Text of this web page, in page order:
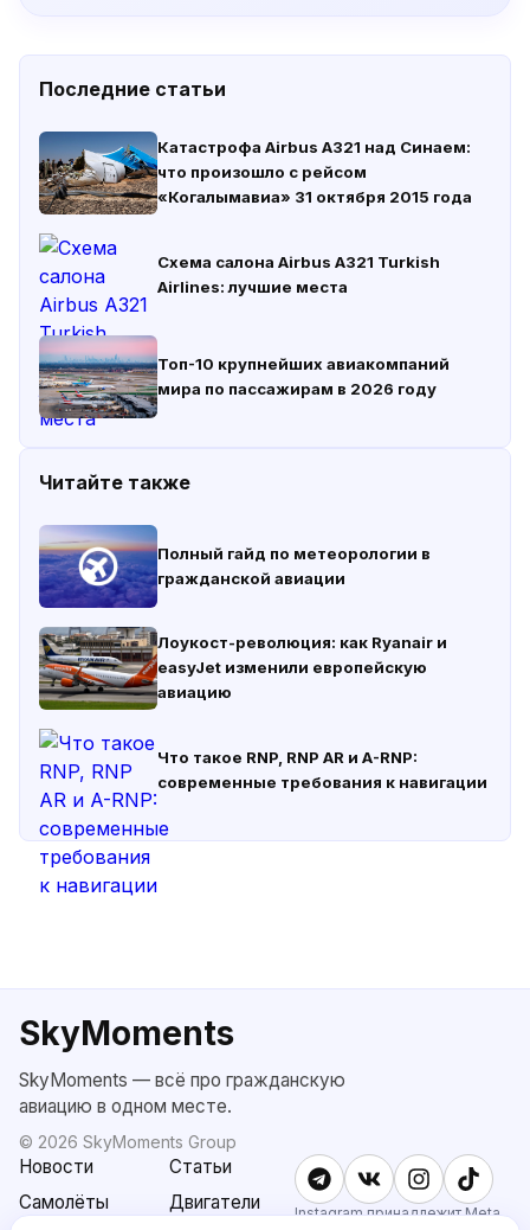
Последние статьи
Катастрофа Airbus A321 над Синаем:
что произошло с рейсом
«Когалымавиа» 31 октября 2015 года
Схема салона Airbus A321 Turkish
Airlines: лучшие места
Топ-10 крупнейших авиакомпаний
мира по пассажирам в 2026 году
Читайте также
Полный гайд по метеорологии в
гражданской авиации
Лоукост-революция: как Ryanair и
easyJet изменили европейскую
авиацию
Что такое RNP, RNP AR и A-RNP:
современные требования к навигации
SkyMoments
SkyMoments — всё про гражданскую
авиацию в одном месте.
© 2026 SkyMoments Group
Новости
Статьи
Самолёты
Двигатели
Instagram принадлежит Meta,